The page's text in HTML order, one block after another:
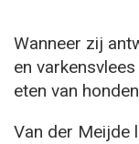
Wanneer zij
en
eten van
Van der Meijde